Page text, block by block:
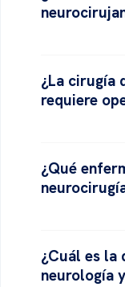
¿La cirugía
requiere
¿Qué
¿Cuál es la
neurología